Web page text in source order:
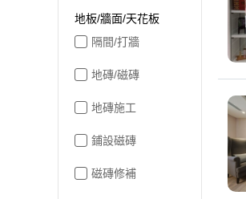
地板/牆面/天花板
隔間/打牆
地磚/磁磚
地磚施工
鋪設磁磚
磁磚修補